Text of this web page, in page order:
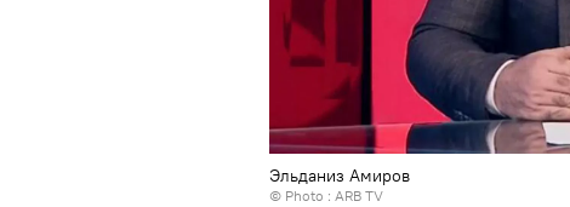
Эльданиз Амиров
© Photo : ARB TV